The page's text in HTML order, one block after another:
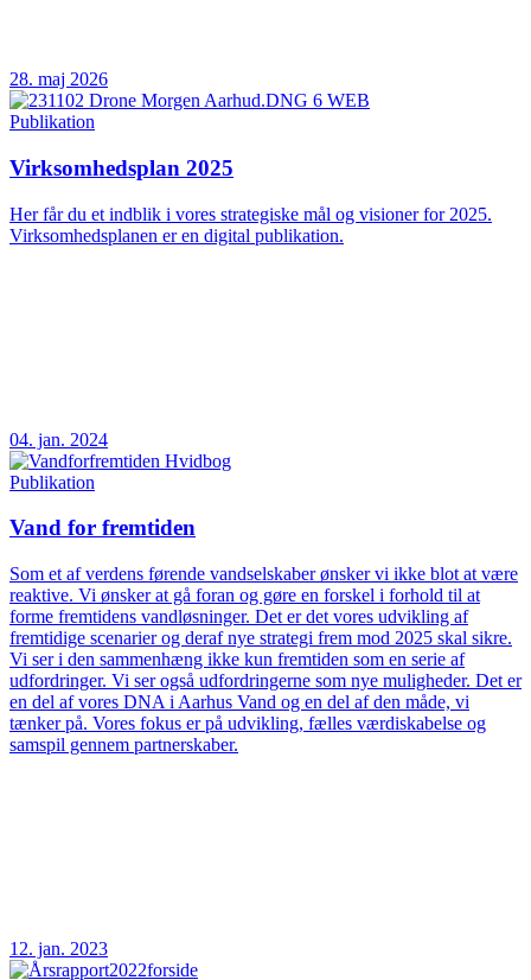
28. maj 2026
Publikation
Virksomhedsplan 2025
Her får du et indblik i vores strategiske mål og visioner for 2025.
Virksomhedsplanen er en digital publikation.
04. jan. 2024
Publikation
Vand for fremtiden
Som et af verdens førende vandselskaber ønsker vi ikke blot at være
reaktive. Vi ønsker at gå foran og gøre en forskel i forhold til at
forme fremtidens vandløsninger. Det er det vores udvikling af
fremtidige scenarier og deraf nye strategi frem mod 2025 skal sikre.
Vi ser i den sammenhæng ikke kun fremtiden som en serie af
udfordringer. Vi ser også udfordringerne som nye muligheder. Det er
en del af vores DNA i Aarhus Vand og en del af den måde, vi
tænker på. Vores fokus er på udvikling, fælles værdiskabelse og
samspil gennem partnerskaber.
12. jan. 2023